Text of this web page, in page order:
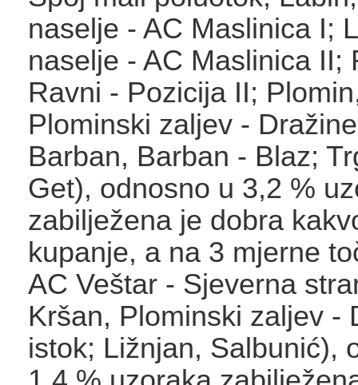
naselje - AC Maslinica I;
naselje - AC Maslinica II;
Ravni - Pozicija II;
Plominski zaljev -
Barban, Barban - Blaz;
Get), odnosno u 3,2 %
zabilježena je dobra
kupanje, a na 3 mjerne
AC Veštar - Sjeverna
Kršan, Plominski zaljev -
istok; Ližnjan, Salbunić),